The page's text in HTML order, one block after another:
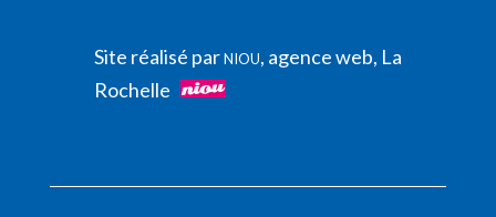
Site réalisé parNIOU, agence web, La
Rochelle